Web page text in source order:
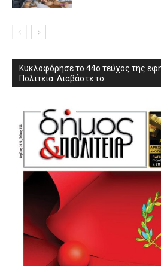
Κυκλοφόρησε το 44ο τεύχος της
Πολιτεία. Διαβάστε το: